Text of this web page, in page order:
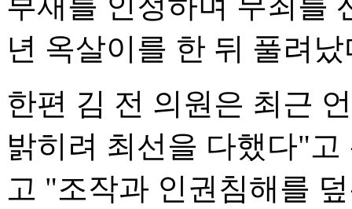
년 옥살이를 한 뒤 풀려났
한편 김 전 의원은 최근
밝히려 최선을 다했다"
고 "조작과 인권침해를